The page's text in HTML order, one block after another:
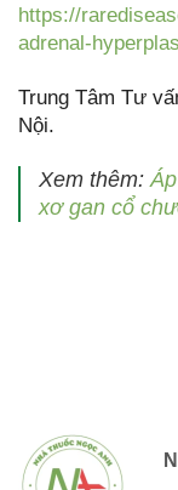
https://
adrenal-
Trung Tâm Tư
Nội.
Xem thêm:
xơ gan cổ